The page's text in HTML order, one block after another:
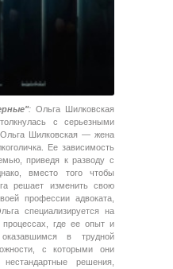
: Ольга Шилковская
с серьезными
Шилковская — жена
Ее зависимость
приведя к разводу с
вместо того чтобы
решает изменить свою
профессии адвоката,
специализируется на
где ее опыт и
в трудной
с которыми они
решения,